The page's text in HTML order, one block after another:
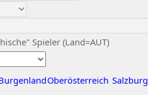
Spieler (Land=AUT)
Oberösterreich Salzburg